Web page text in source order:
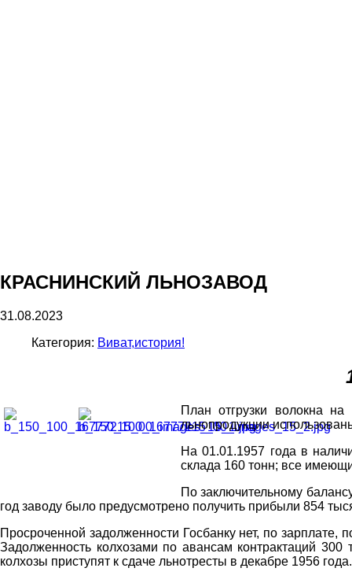
КРАСНИНСКИЙ ЛЬНОЗАВОД
31.08.2023
Категория: Виват,история!
План отгрузки волокна
льнопродукции
На 01.01.1957 года в
склада 160 тонн; все
По заключительному
год заводу было предусмотрено получить прибыли 854
Просроченной задолженности Госбанку нет, по
Задолженность колхозами по авансам контрактаций
колхозы приступят к сдаче льнотресты в декабре 1956 года.